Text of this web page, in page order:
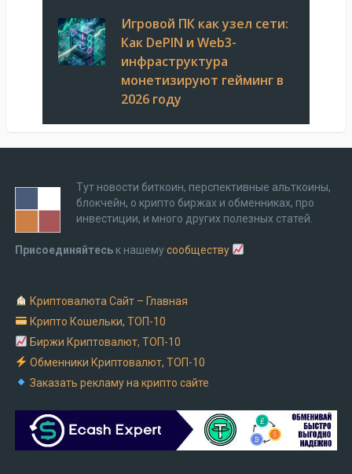
Игровой ПК как узел сети:
Как DePIN и Web3-
инфраструктура
монетизируют гейминг в
2026 году
Тут новости биткоин, перспективные альткоины,
блокчейн, о крипто биржах и обменниках, про
инвестиции, и много других полезных статей.
Присоединяйтесь к нашемусообществу
Криптовалюта Cайт – Главная
Крипто Кошельки, ТОП-10
Биржи Криптовалют, ТОП-10
Обменники Криптовалют, ТОП-10
Заказать рекламу на крипто сайте